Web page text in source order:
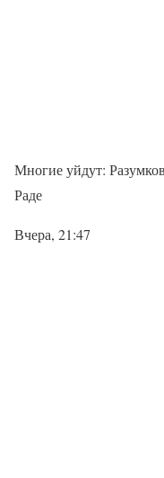
Многие уйдут:
Раде
Вчера, 21:47